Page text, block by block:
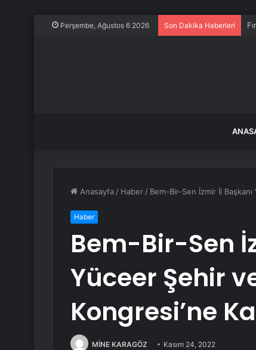
Perşembe, Ağustos 6 2026 Son Dakika Haberleri
Anasayfa / Haber / Bem-Bir-Sen İzmir İl
Haber
Bem-Bir-Sen
Yüceer Şehir
Kongresi’ne
MİNE KARAGÖZ Kasım 24, 2022